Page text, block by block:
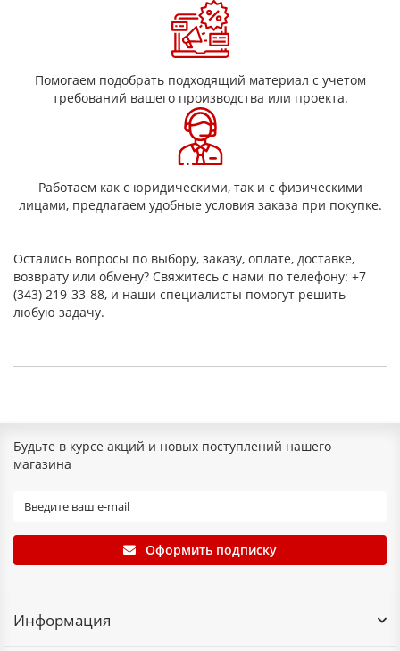
Помогаем подобрать подходящий материал с учетом
требований вашего производства или проекта.
Работаем как с юридическими, так и с физическими
лицами, предлагаем удобные условия заказа при покупке.
Остались вопросы по выбору, заказу, оплате, доставке,
возврату или обмену? Свяжитесь с нами по телефону: +7
(343) 219-33-88, и наши специалисты помогут решить
любую задачу.
Будьте в курсе акций и новых поступлений нашего
магазина
Оформить подписку
Информация